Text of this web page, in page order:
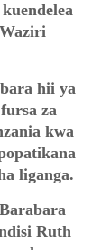
hii ya
za
kwa
liganga.
Ruth